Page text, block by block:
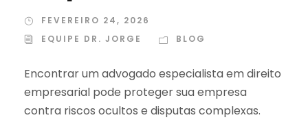
FEVEREIRO 24, 2026
EQUIPE DR. JORGE
BLOG
Encontrar um advogado especialista em direito
empresarial pode proteger sua empresa
contra riscos ocultos e disputas complexas.